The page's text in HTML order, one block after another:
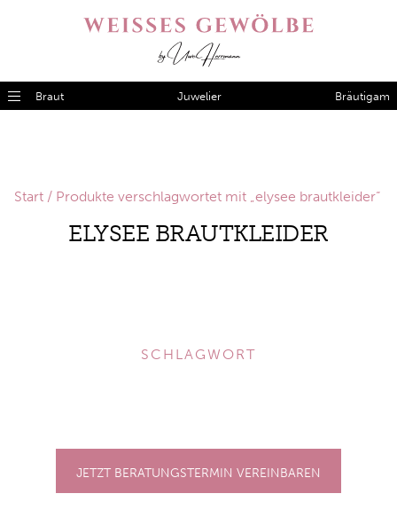
Braut Juwelier Bräutigam
Start / Produkte verschlagwortet mit „elysee brautkleider“
ELYSEE BRAUTKLEIDER
SCHLAGWORT
JETZT BERATUNGSTERMIN VEREINBAREN